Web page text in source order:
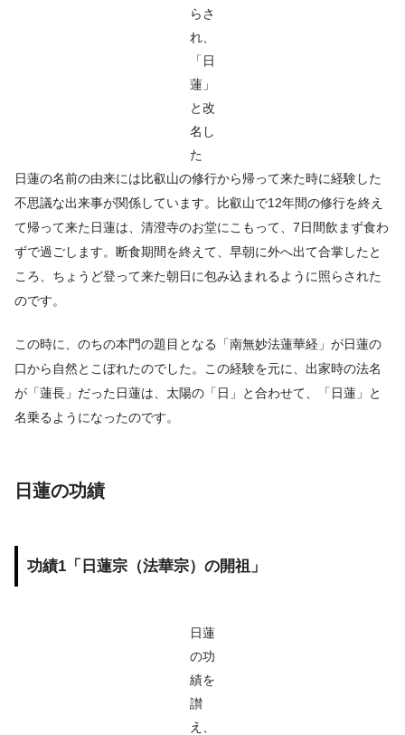
らさ
れ、
「日
蓮」
と改
名し
た
日蓮の名前の由来には比叡山の修行から帰って来た時に経験した
不思議な出来事が関係しています。比叡山で12年間の修行を終え
て帰って来た日蓮は、清澄寺のお堂にこもって、7日間飲まず食わ
ずで過ごします。断食期間を終えて、早朝に外へ出て合掌したと
ころ、ちょうど登って来た朝日に包み込まれるように照らされた
のです。
この時に、のちの本門の題目となる「南無妙法蓮華経」が日蓮の
口から自然とこぼれたのでした。この経験を元に、出家時の法名
が「蓮長」だった日蓮は、太陽の「日」と合わせて、「日蓮」と
名乗るようになったのです。
日蓮の功績
功績1「日蓮宗（法華宗）の開祖」
日蓮
の功
績を
讃
え、